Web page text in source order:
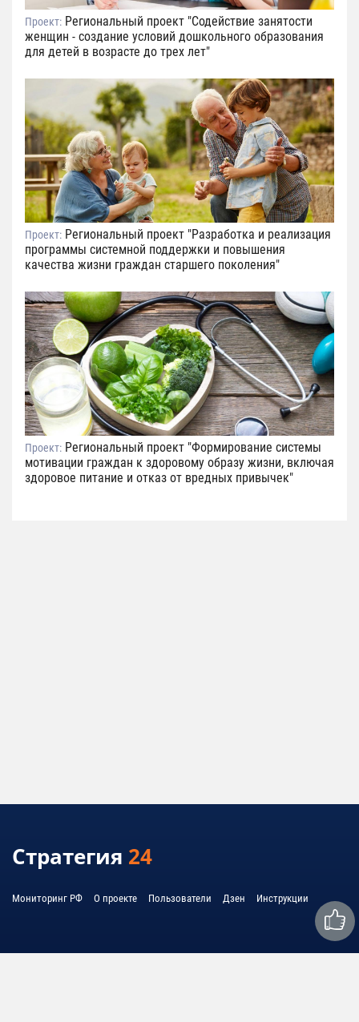
Проект: Региональный проект "Содействие занятости
женщин - создание условий дошкольного образования
для детей в возрасте до трех лет"
Проект: Региональный проект "Разработка и реализация
программы системной поддержки и повышения
качества жизни граждан старшего поколения"
Проект: Региональный проект "Формирование системы
мотивации граждан к здоровому образу жизни, включая
здоровое питание и отказ от вредных привычек"
Стратегия 24
Мониторинг РФ О проекте Пользователи Дзен Инструкции